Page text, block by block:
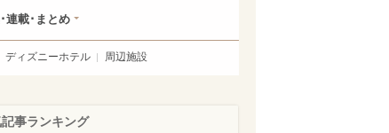
連載･まとめ
ディズニーホテル 周辺施設
記事ランキング